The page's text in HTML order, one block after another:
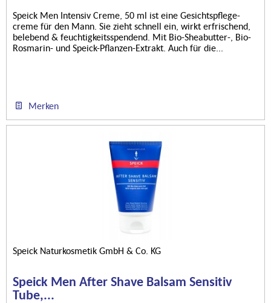
Speick Men Intensiv Creme, 50 ml ist eine Gesichtspflege-
creme für den Mann. Sie zieht schnell ein, wirkt erfrischend,
belebend & feuchtigkeitsspendend. Mit Bio-Sheabutter-, Bio-
Rosmarin- und Speick-Pflanzen-Extrakt. Auch für die...
Merken
Speick Naturkosmetik GmbH & Co. KG
Speick Men After Shave Balsam Sensitiv
Tube,...